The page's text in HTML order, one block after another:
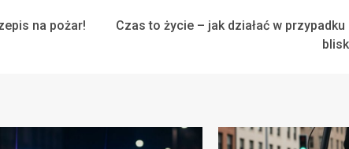
na pożar!
Czas to życie – jak działać w